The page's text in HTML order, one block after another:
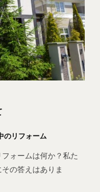
のリフォーム
ォームは何か？私た
の答えはありま